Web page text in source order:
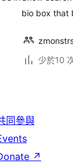
bio box that
少於10
同參與
↗